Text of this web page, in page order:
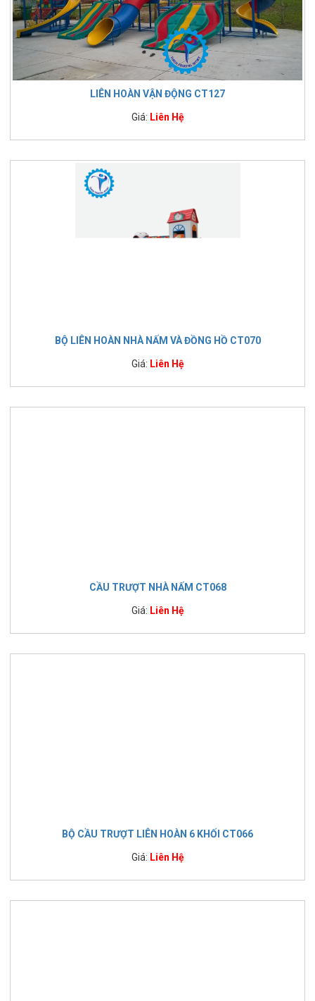
LIÊN HOÀN VẬN ĐỘNG CT127
Giá: Liên Hệ
BỘ LIÊN HOÀN NHÀ NẤM VÀ ĐỒNG HỒ CT070
Giá: Liên Hệ
CẦU TRƯỢT NHÀ NẤM CT068
Giá: Liên Hệ
BỘ CẦU TRƯỢT LIÊN HOÀN 6 KHỐI CT066
Giá: Liên Hệ